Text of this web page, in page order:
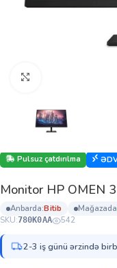
Pulsuz çatdırılma
Monitor HP OMEN
anbarda: bi̇ti̇b
SKU:780K0AA 542
2-3 iş günü ərzində